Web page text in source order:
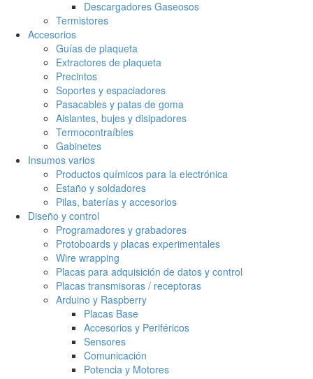
Descargadores Gaseosos
Termistores
Accesorios
Guías de plaqueta
Extractores de plaqueta
Precintos
Soportes y espaciadores
Pasacables y patas de goma
Aislantes, bujes y disipadores
Termocontraíbles
Gabinetes
Insumos varios
Productos químicos para la electrónica
Estaño y soldadores
Pilas, baterías y accesorios
Diseño y control
Programadores y grabadores
Protoboards y placas experimentales
Wire wrapping
Placas para adquisición de datos y control
Placas transmisoras / receptoras
Arduino y Raspberry
Placas Base
Accesorios y Periféricos
Sensores
Comunicación
Potencia y Motores